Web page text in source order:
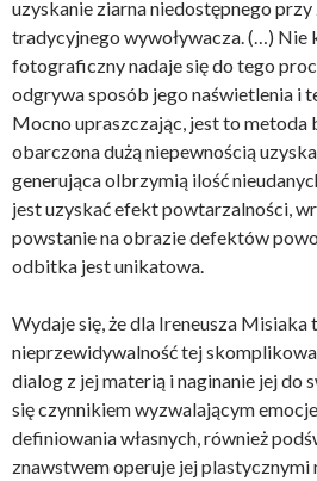
uzyskanie ziarna niedostępnego
tradycyjnego wywoływacza. (…) Nie
fotograficzny nadaje się do tego
odgrywa sposób jego naświetlenia i
Mocno upraszczając, jest to metoda
obarczona dużą niepewnością
generująca olbrzymią ilość
jest uzyskać efekt powtarzalności,
powstanie na obrazie defektów
odbitka jest unikatowa.
Wydaje się, że dla Ireneusza Misiaka
nieprzewidywalność tej
dialog z jej materią i naginanie jej do
się czynnikiem wyzwalającym
definiowania własnych, również
znawstwem operuje jej plastycznymi